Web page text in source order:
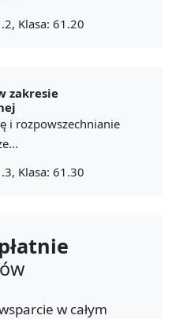
Klasa: 61.20
zakresie
i rozpowszechnianie
Klasa: 61.30
w całym